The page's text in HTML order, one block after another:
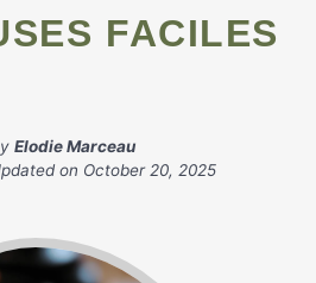
FACILES
Elodie Marceau
on October 20, 2025